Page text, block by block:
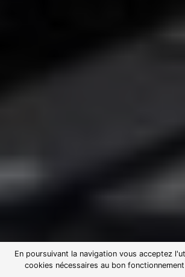
En poursuivant la navigation vous acceptez
cookies nécessaires au bon